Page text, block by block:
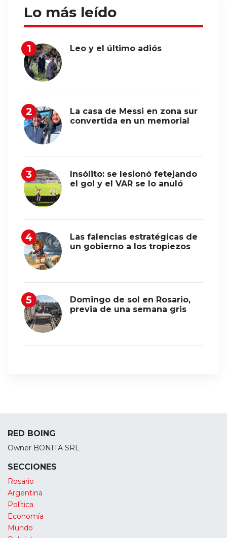
Lo más leído
Leo y el último adiós
La casa de Messi en zona sur
convertida en un memorial
Insólito: se lesionó fetejando
el gol y el VAR se lo anuló
Las falencias estratégicas de
un gobierno a los tropiezos
Domingo de sol en Rosario,
previa de una semana gris
RED BOING
Owner BONITA SRL
SECCIONES
Rosario
Argentina
Política
Economía
Mundo